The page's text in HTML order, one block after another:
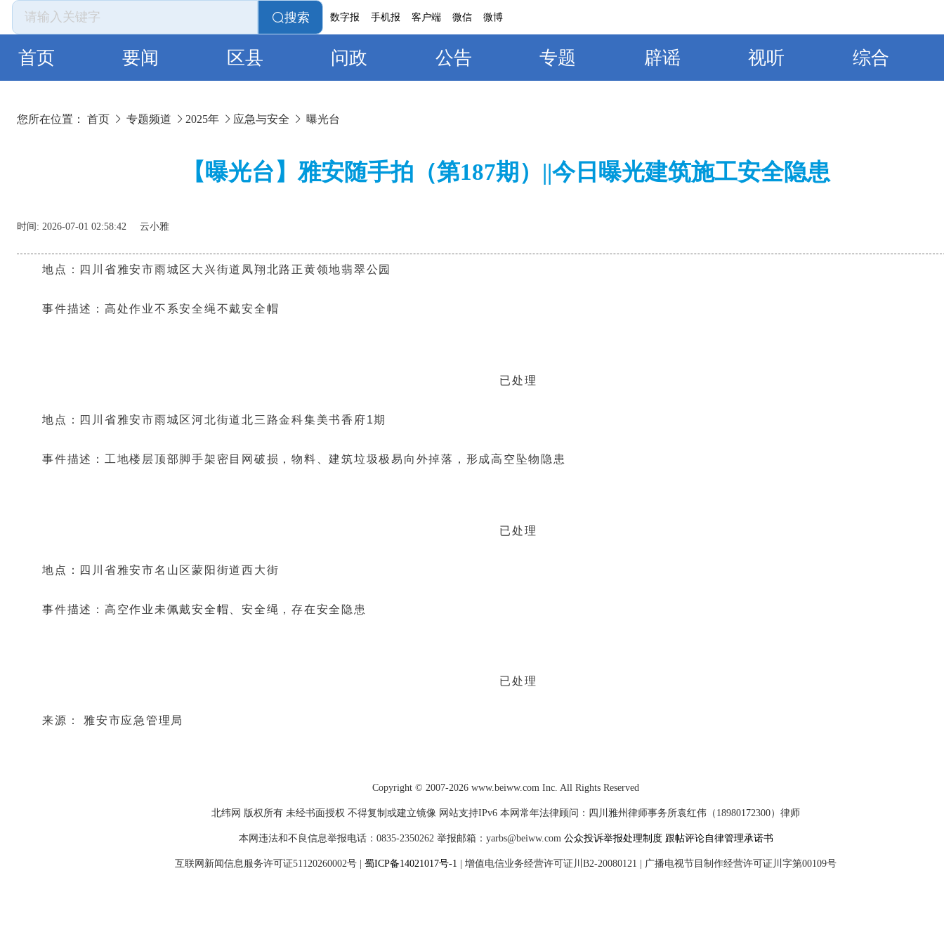
搜索 数字报 手机报 客户端 微信 微博
首页 要闻 区县 问政 公告 专题 辟谣 视听 综合
您所在位置： 首页 专题频道 2025年 应急与安全 曝光台
【曝光台】雅安随手拍（第187期）||今日曝光建筑施工安全隐患
时间: 2026-07-01 02:58:42 云小雅
地点：四川省雅安市雨城区大兴街道凤翔北路正黄领地翡翠公园
事件描述：高处作业不系安全绳不戴安全帽
已处理
地点：四川省雅安市雨城区河北街道北三路金科集美书香府1期
事件描述：工地楼层顶部脚手架密目网破损，物料、建筑垃圾极易向外掉落，形成高空坠物隐患
已处理
地点：四川省雅安市名山区蒙阳街道西大街
事件描述：高空作业未佩戴安全帽、安全绳，存在安全隐患
已处理
来源： 雅安市应急管理局
Copyright © 2007-2026 www.beiww.com Inc. All Rights Reserved
北纬网 版权所有 未经书面授权 不得复制或建立镜像 网站支持IPv6 本网常年法律顾问：四川雅州律师事务所袁红伟（18980172300）律师
本网违法和不良信息举报电话：0835-2350262 举报邮箱：yarbs@beiww.com 公众投诉举报处理制度 跟帖评论自律管理承诺书
互联网新闻信息服务许可证51120260002号 蜀ICP备14021017号-1 增值电信业务经营许可证川B2-20080121 广播电视节目制作经营许可证川字第00109号